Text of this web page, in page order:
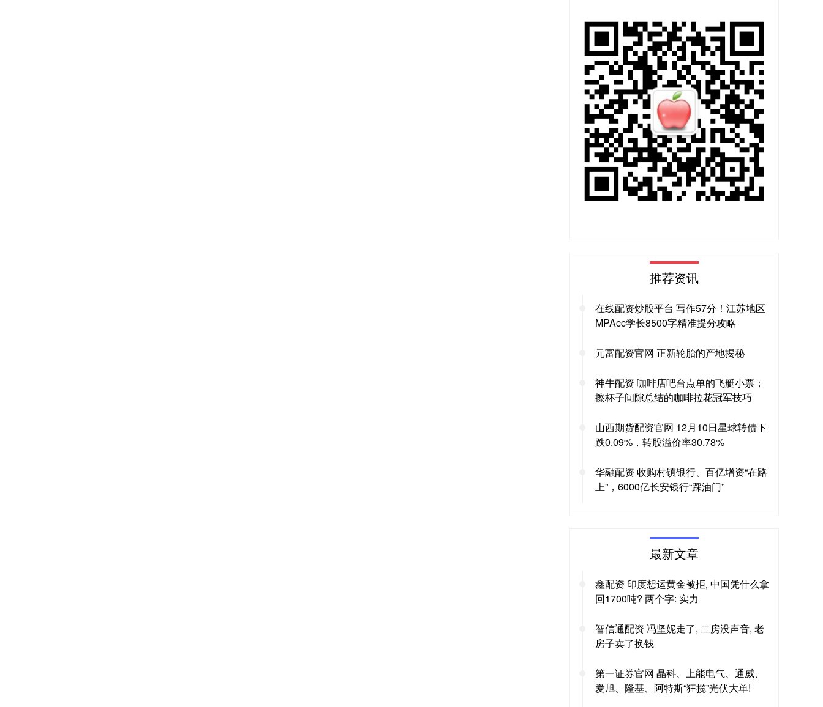
推荐资讯
在线配资炒股平台 写作57分！江苏地区
MPAcc学长8500字精准提分攻略
元富配资官网 正新轮胎的产地揭秘
神牛配资 咖啡店吧台点单的飞艇小票；
擦杯子间隙总结的咖啡拉花冠军技巧
山西期货配资官网 12月10日星球转债下
跌0.09%，转股溢价率30.78%
华融配资 收购村镇银行、百亿增资“在路
上”，6000亿长安银行“踩油门”
最新文章
鑫配资 印度想运黄金被拒, 中国凭什么拿
回1700吨? 两个字: 实力
智信通配资 冯坚妮走了, 二房没声音, 老
房子卖了换钱
第一证券官网 晶科、上能电气、通威、
爱旭、隆基、阿特斯“狂揽”光伏大单!